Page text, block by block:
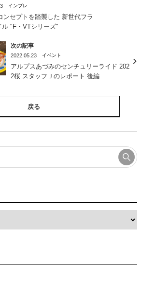
インプレ
ンセプトを踏襲した 新世代フラ
ル "F・VTシリーズ"
次の記事
2022.05.23 イベント
アルプスあづみのセンチュリーライド 202
2桜 スタッフＪのレポート 後編
戻る